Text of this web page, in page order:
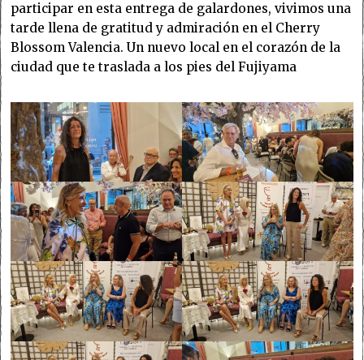
participar en esta entrega de galardones, vivimos una
tarde llena de gratitud y admiración en el Cherry
Blossom Valencia. Un nuevo local en el corazón de la
ciudad que te traslada a los pies del Fujiyama